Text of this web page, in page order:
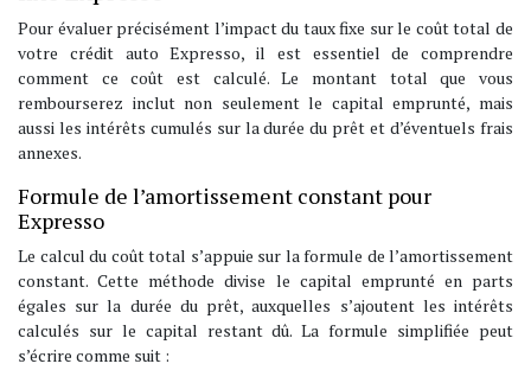
Pour évaluer précisément l’impact du taux fixe sur le coût total de
votre crédit auto Expresso, il est essentiel de comprendre
comment ce coût est calculé. Le montant total que vous
rembourserez inclut non seulement le capital emprunté, mais
aussi les intérêts cumulés sur la durée du prêt et d’éventuels frais
annexes.
Formule de l’amortissement constant pour
Expresso
Le calcul du coût total s’appuie sur la formule de l’amortissement
constant. Cette méthode divise le capital emprunté en parts
égales sur la durée du prêt, auxquelles s’ajoutent les intérêts
calculés sur le capital restant dû. La formule simplifiée peut
s’écrire comme suit :